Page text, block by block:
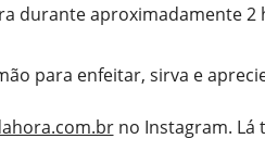
durante aproximadamente
para enfeitar, sirva e
no Instagram. Lá